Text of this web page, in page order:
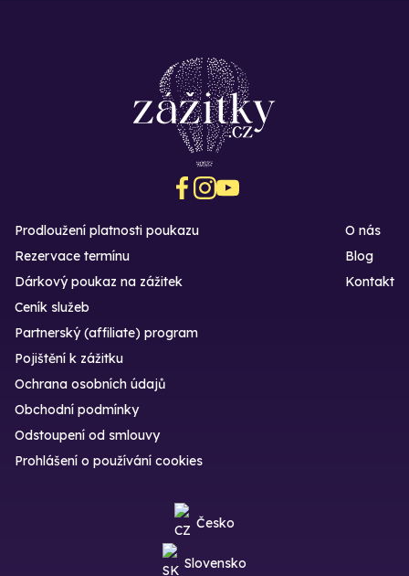
Prodloužení platnosti poukazu
Rezervace termínu
Dárkový poukaz na zážitek
O nás
Blog
Kontakt
Ceník služeb
Partnerský (affiliate) program
Pojištění k zážitku
Ochrana osobních údajů
Obchodní podmínky
Odstoupení od smlouvy
Prohlášení o používání cookies
Česko
Slovensko